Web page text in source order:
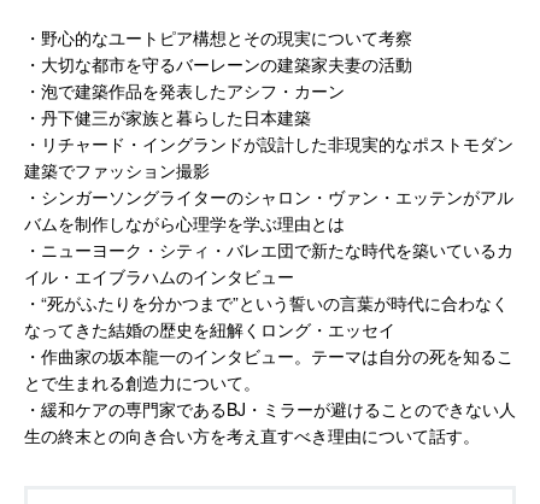
・野心的なユートピア構想とその現実について考察
・大切な都市を守るバーレーンの建築家夫妻の活動
・泡で建築作品を発表したアシフ・カーン
・丹下健三が家族と暮らした日本建築
・リチャード・イングランドが設計した非現実的なポストモダン
建築でファッション撮影
・シンガーソングライターのシャロン・ヴァン・エッテンがアル
バムを制作しながら心理学を学ぶ理由とは
・ニューヨーク・シティ・バレエ団で新たな時代を築いているカ
イル・エイブラハムのインタビュー
・“死がふたりを分かつまで”という誓いの言葉が時代に合わなく
なってきた結婚の歴史を紐解くロング・エッセイ
・作曲家の坂本龍一のインタビュー。テーマは自分の死を知るこ
とで生まれる創造力について。
・緩和ケアの専門家であるBJ・ミラーが避けることのできない人
生の終末との向き合い方を考え直すべき理由について話す。